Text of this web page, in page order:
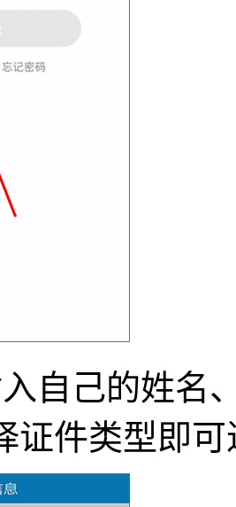
自己的姓名
证件类型即